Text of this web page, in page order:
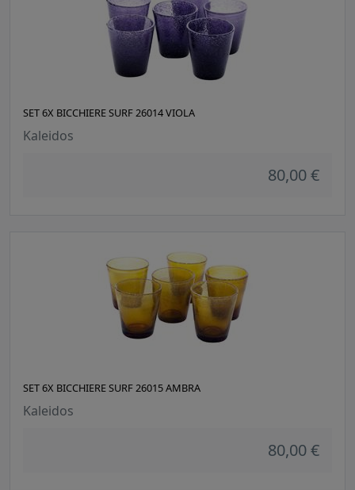
SET 6X BICCHIERE SURF 26014 VIOLA
Kaleidos
80,00 €
SET 6X BICCHIERE SURF 26015 AMBRA
Kaleidos
80,00 €